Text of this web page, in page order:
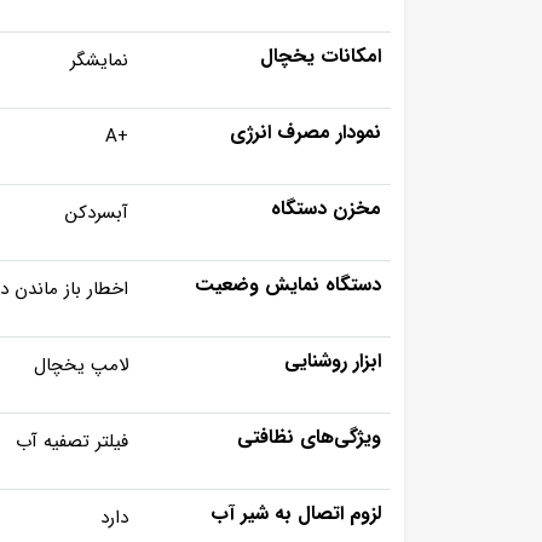
امکانات یخچال نمایشگر
نمودار مصرف انرژی +A
مخزن دستگاه آبسردکن
دستگاه نمایش وضعیت اخطار باز ماندن
ابزار روشنایی لامپ یخچال
ویژگی‌های نظافتی فیلتر تصفیه آب
لزوم اتصال به شیر آب دارد